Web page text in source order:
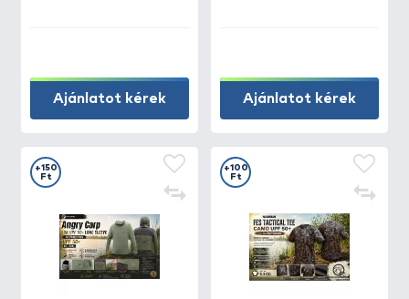
Ajánlatot kérek Ajánlatot kérek
+150
Ft
+100
Ft